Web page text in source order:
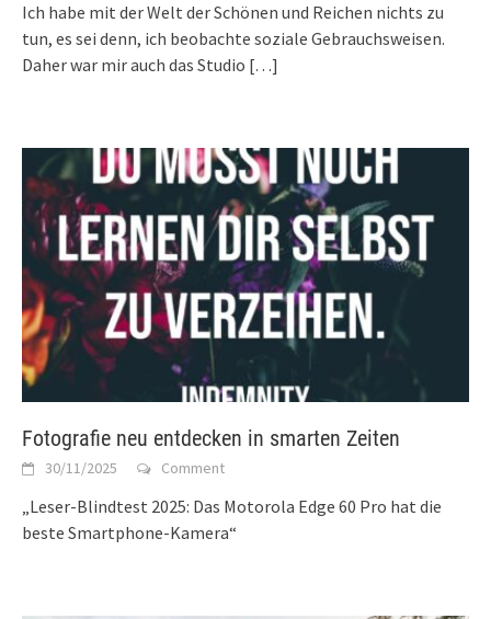
Ich habe mit der Welt der Schönen und Reichen nichts zu
tun, es sei denn, ich beobachte soziale Gebrauchsweisen.
Daher war mir auch das Studio […]
Fotografie neu entdecken in smarten Zeiten
30/11/2025 Comment
„Leser-Blindtest 2025: Das Motorola Edge 60 Pro hat die
beste Smartphone-Kamera“